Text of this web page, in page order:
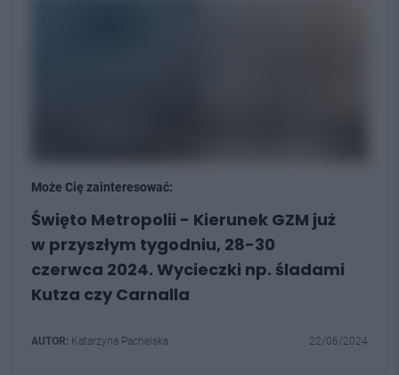
Może Cię zainteresować:
Święto Metropolii - Kierunek GZM już
w przyszłym tygodniu, 28-30
czerwca 2024. Wycieczki np. śladami
Kutza czy Carnalla
AUTOR: Katarzyna Pachelska 22/06/2024